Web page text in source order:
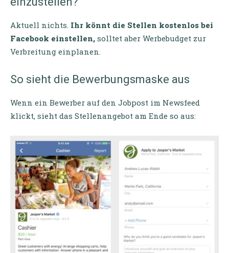
Aktuell nichts. Ihr könnt die Stellen kostenlos bei
Facebook einstellen, solltet aber Werbebudget zur
Verbreitung einplanen.
So sieht die Bewerbungsmaske aus
Wenn ein Bewerber auf den Jobpost im Newsfeed
klickt, sieht das Stellenangebot am Ende so aus: